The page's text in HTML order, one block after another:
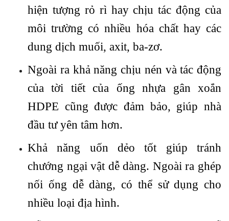
hiện tượng rỏ rì hay chịu tác động của
môi trường có nhiều hóa chất hay các
dung dịch muối, axit, ba-zơ.
Ngoài ra khả năng chịu nén và tác động
của tời tiết của ống nhựa gân xoắn
HDPE cũng được đảm bảo, giúp nhà
đầu tư yên tâm hơn.​​​​​​
Khả năng uốn dẻo tốt giúp tránh
chướng ngại vật dễ dàng. Ngoài ra ghép
nối ống dễ dàng, có thể sử dụng cho
nhiều loại địa hình.